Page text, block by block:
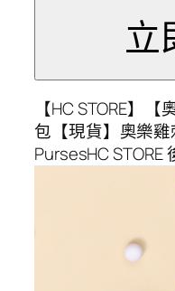
【HC STORE】
包【現貨】奧樂
PursesHC STORE